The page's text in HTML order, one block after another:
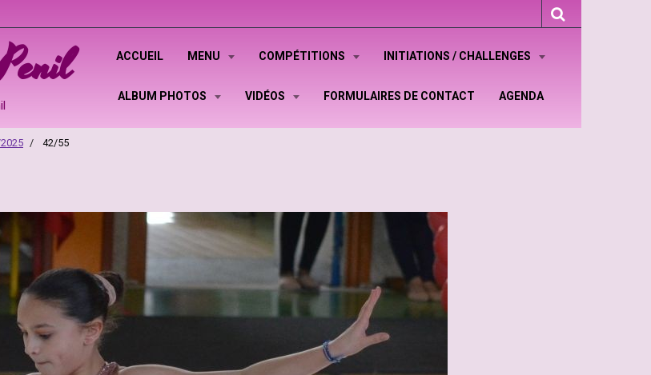
ACCUEIL MENU COMPÉTITIONS INITIATIONS / CHALLENGES
ALBUM PHOTOS VIDÉOS FORMULAIRES DE CONTACT AGENDA
42/55